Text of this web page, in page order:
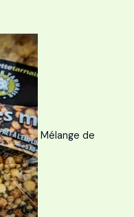
Mélange de